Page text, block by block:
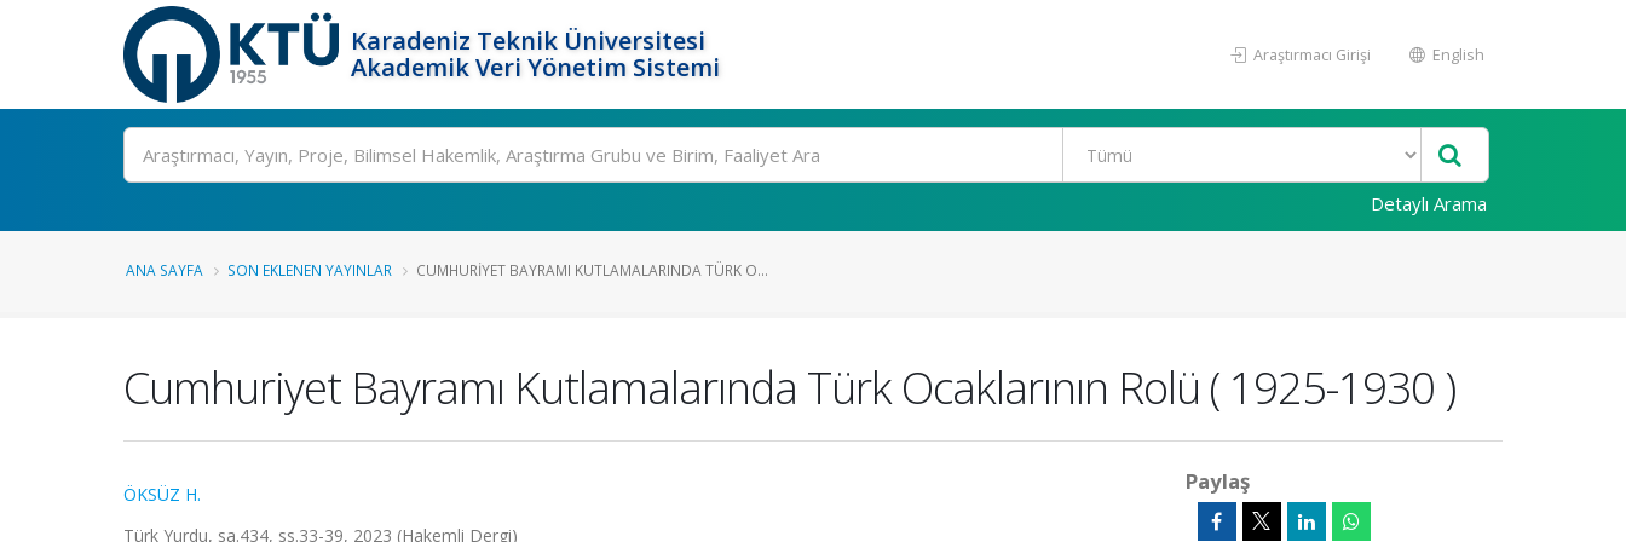
Karadeniz Teknik Üniversitesi
Akademik Veri Yönetim Sistemi
Araştırmacı Girişi English
Ara
Detaylı Arama
ANA SAYFA SON EKLENEN YAYINLAR CUMHURIYET BAYRAMI KUTLAMALARINDA TÜRK O...
Cumhuriyet Bayramı Kutlamalarında Türk Ocaklarının Rolü ( 1925-1930 )
ÖKSÜZ H.
Türk Yurdu, sa.434, ss.33-39, 2023 (Hakemli Dergi)
Paylaş